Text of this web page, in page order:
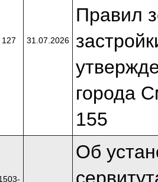
127 31.07.2026
Правил
города
155
Об